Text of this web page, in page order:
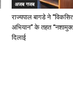
अजब गजब
राज्यपाल बागडे ने
अभियान” के तहत
दिलाई